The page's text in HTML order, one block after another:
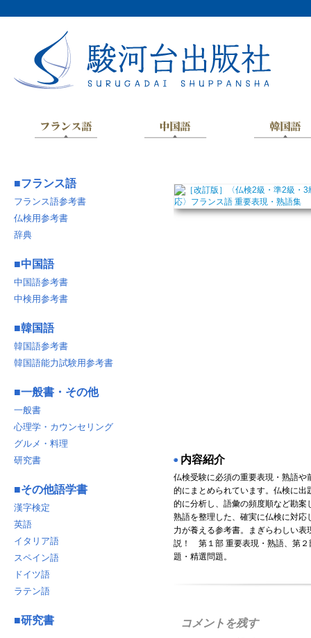
◉ 内容紹介
仏検受験に必須の重要表現・熟語や
的にまとめられています。仏検に出
的に分析し、語彙の頻度順など勘案
熟語を整理した、確実に仏検に対応
力が養える参考書。まぎらわしい表
説！ 第１部 重要表現・熟語、第２
題・精選問題。
コメントを残す
■フランス語
フランス語参考書
仏検用参考書
辞典
■中国語
中国語参考書
中検用参考書
■韓国語
韓国語参考書
韓国語能力試験用参考書
■一般書・その他
一般書
心理学・カウンセリング
グルメ・料理
研究書
■その他語学書
漢字検定
英語
イタリア語
スペイン語
ドイツ語
ラテン語
■研究書